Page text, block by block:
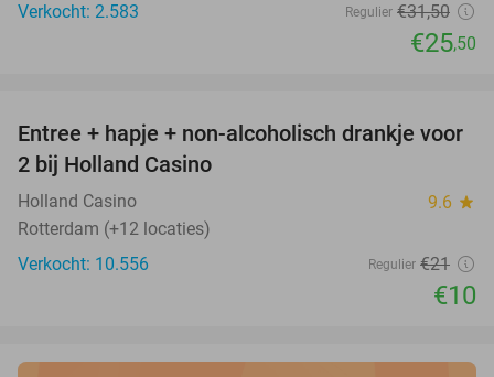
Verkocht: 2.583
Regulier €31,50
€25,50
52%
Entree + hapje + non-alcoholisch drankje voor
2 bij Holland Casino
Holland Casino 9.6 star
Rotterdam (+12 locaties)
Verkocht: 10.556
Regulier €21
€10